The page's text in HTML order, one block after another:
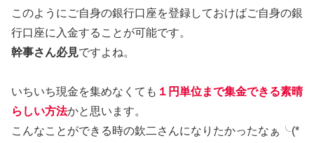
このようにご自身の銀行口座を登録しておけばご自身の銀
行口座に入金することが可能です。
幹事さん必見ですよね。
いちいち現金を集めなくても １円単位まで集金できる素晴
らしい方法かと思います。
こんなことができる時の欽二さんになりたかったなぁ╰(*